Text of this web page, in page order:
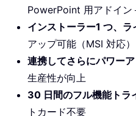
PowerPoint 用アドイ
インストーラー1 つ、ラ
アップ可能（MSI 対応）
連携してさらにパワー
生産性が向上
30 日間のフル機能トラ
トカード不要